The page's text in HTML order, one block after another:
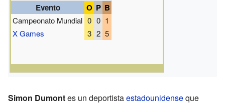
Evento
O P B
Campeonato Mundial 0 0 1
X Games
3 2 5
Simon Dumontes un deportistaestadounidenseque